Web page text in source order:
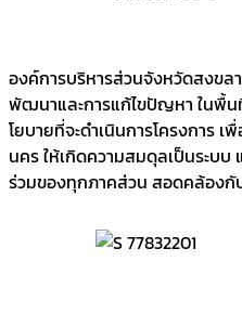
องค์การบริหารส่วนจังหวัดสงขล
พัฒนาและการแก้ไขปัญหา ในพื้
โยบายที่จะดำเนินการโครงการ
นคร ให้เกิดความสมดุลเป็นระบบ
ร่วมของทุกภาคส่วน สอดคล้องกั